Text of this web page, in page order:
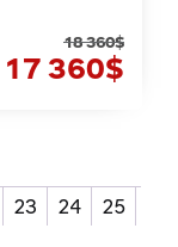
18 360$
17 360$
23 24
25